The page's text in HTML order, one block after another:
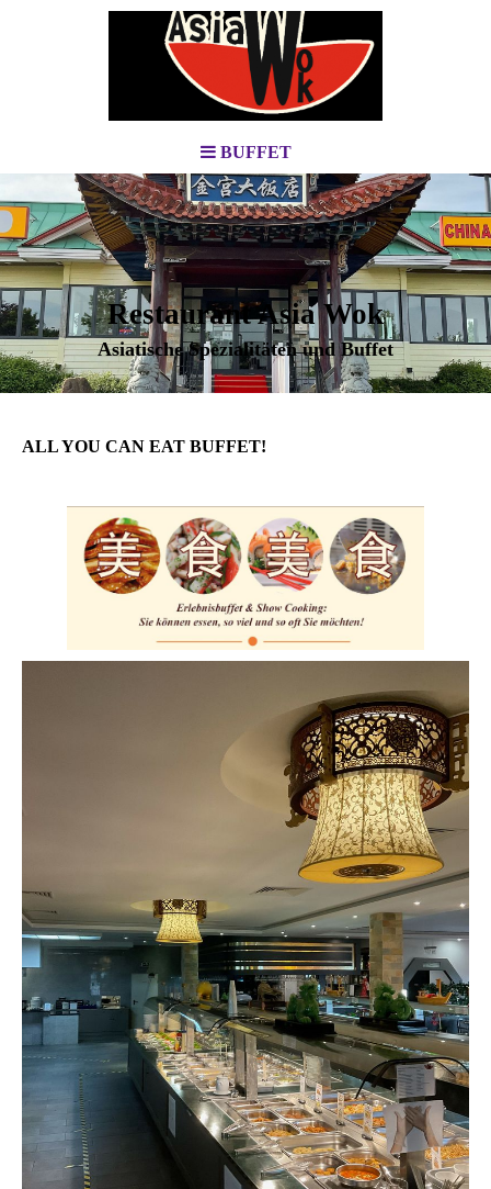
BUFFET
Restaurant Asia Wok
Asiatische Spezialitäten und Buffet
ALL YOU CAN EAT BUFFET!